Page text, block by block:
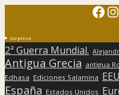
Sorpresa
2ª Guerra Mundial.
Antigua Grecia antigua
Edhasa Ediciones Salamina
España Estados Unidos